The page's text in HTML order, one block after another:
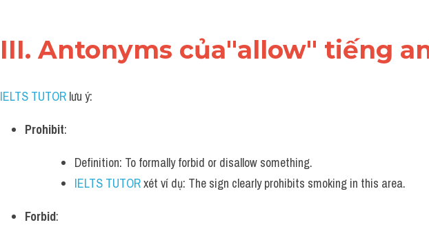
III. Antonyms của"allow" tiếng
IELTS TUTOR lưu ý:
Prohibit:
Definition: To formally forbid or disallow something.
IELTS TUTOR xét ví dụ: The sign clearly prohibits smoking in this area.
Forbid: